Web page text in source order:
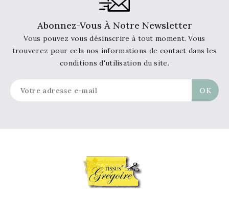
Abonnez-Vous À Notre Newsletter
Vous pouvez vous désinscrire à tout moment. Vous
trouverez pour cela nos informations de contact dans les
conditions d'utilisation du site.